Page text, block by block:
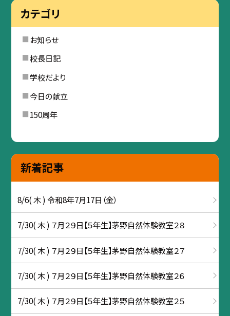
カテゴリ
お知らせ
校長日記
学校だより
今日の献立
150周年
新着記事
8/6( 木 ) 令和8年7月17日（金）
7/30( 木 ) ７月２９日【５年生】茅野自然体験教室２８
7/30( 木 ) ７月２９日【５年生】茅野自然体験教室２７
7/30( 木 ) ７月２９日【５年生】茅野自然体験教室２６
7/30( 木 ) ７月２９日【５年生】茅野自然体験教室２５